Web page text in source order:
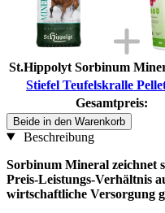
St.Hippolyt Sorbinum
Stiefel Teufelskralle
Gesamtpreis:
Beide in den Warenkorb
Beschreibung
Sorbinum Mineral zeichnet
Preis-Leistungs-Verhältnis
wirtschaftliche Versorgung